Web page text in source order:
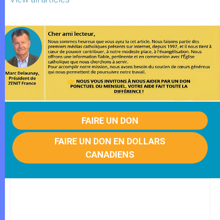
FAIRE UN DON
FAIRE UN DON EN DOLLARS
CANADIENS